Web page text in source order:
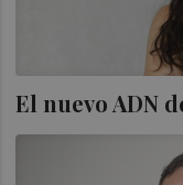
El nuevo ADN